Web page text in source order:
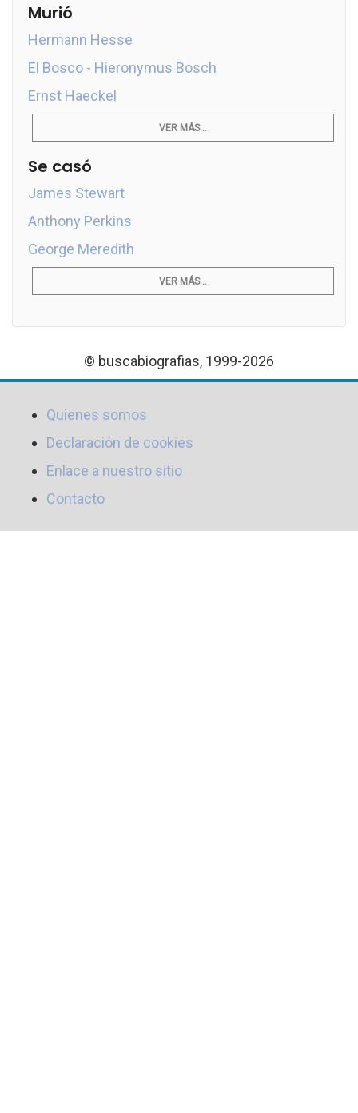
Murió
Hermann Hesse
El Bosco - Hieronymus Bosch
Ernst Haeckel
VER MÁS...
Se casó
James Stewart
Anthony Perkins
George Meredith
VER MÁS...
© buscabiografias, 1999-2026
Quienes somos
Declaración de cookies
Enlace a nuestro sitio
Contacto